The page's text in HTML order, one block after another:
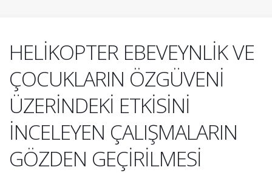
HELİKOPTER EBEVEYNLİK VE
ÇOCUKLARIN ÖZGÜVENİ
ÜZERİNDEKİ ETKİSİNİ
İNCELEYEN ÇALIŞMALARIN
GÖZDEN GEÇİRİLMESİ